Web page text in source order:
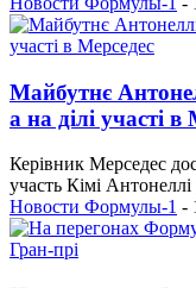
Майбутнє
а на ділі участі в
Керівник Мерседес
участь Кімі
Новости Формулы-1 -